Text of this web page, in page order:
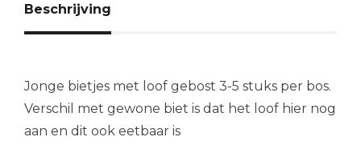
Beschrijving
Jonge bietjes met loof gebost 3-5 stuks per bos.
Verschil met gewone biet is dat het loof hier nog
aan en dit ook eetbaar is